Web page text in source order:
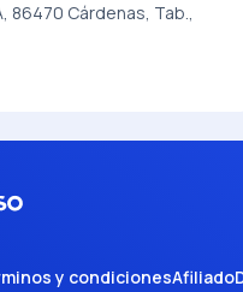
86470 Cárdenas, Tab.,
y condicionesAfiliado